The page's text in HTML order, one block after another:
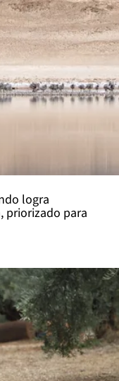
logra
priorizado para